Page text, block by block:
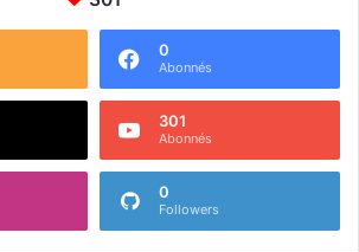
0
Abonnés
301
Abonnés
0
Followers